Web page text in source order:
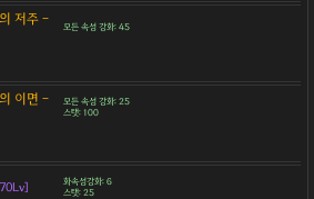
저주 -
모든 속성 강화: 45
이면 -
모든 속성 강화: 25
스탯: 100
화속성강화: 6
스탯: 25